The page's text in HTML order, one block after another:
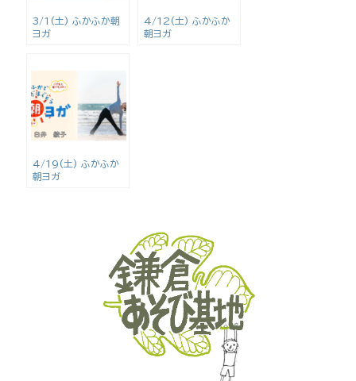
3/1(土) ふかふか朝
ヨガ
4/12(土) ふかふか
朝ヨガ
4/19(土) ふかふか
朝ヨガ